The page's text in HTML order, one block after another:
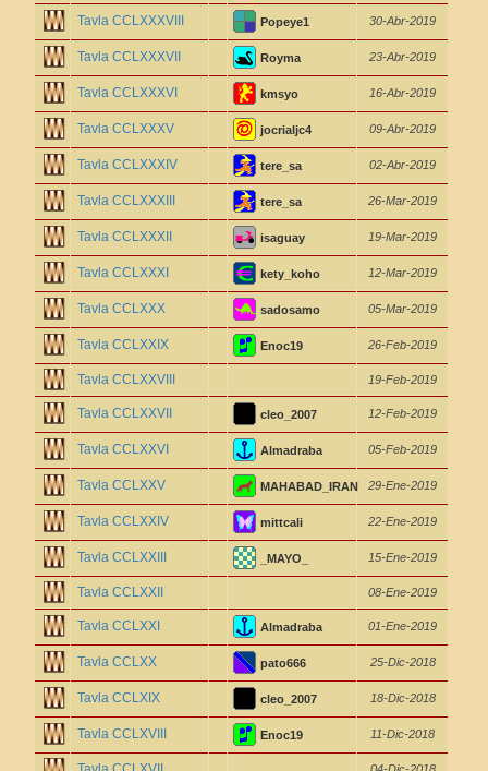
Tavla CCLXXXVIII Popeye1 30-Abr-2019
Tavla CCLXXXVII Royma 23-Abr-2019
Tavla CCLXXXVI kmsyo 16-Abr-2019
Tavla CCLXXXV jocrialjc4 09-Abr-2019
Tavla CCLXXXIV tere_sa 02-Abr-2019
Tavla CCLXXXIII tere_sa 26-Mar-2019
Tavla CCLXXXII isaguay 19-Mar-2019
Tavla CCLXXXI kety_koho 12-Mar-2019
Tavla CCLXXX sadosamo 05-Mar-2019
Tavla CCLXXIX Enoc19 26-Feb-2019
Tavla CCLXXVIII 19-Feb-2019
Tavla CCLXXVII cleo_2007 12-Feb-2019
Tavla CCLXXVI Almadraba 05-Feb-2019
Tavla CCLXXV MAHABAD_IRAN 29-Ene-2019
Tavla CCLXXIV mittcali 22-Ene-2019
Tavla CCLXXIII _MAYO_ 15-Ene-2019
Tavla CCLXXII 08-Ene-2019
Tavla CCLXXI Almadraba 01-Ene-2019
Tavla CCLXX pato666 25-Dic-2018
Tavla CCLXIX cleo_2007 18-Dic-2018
Tavla CCLXVIII Enoc19 11-Dic-2018